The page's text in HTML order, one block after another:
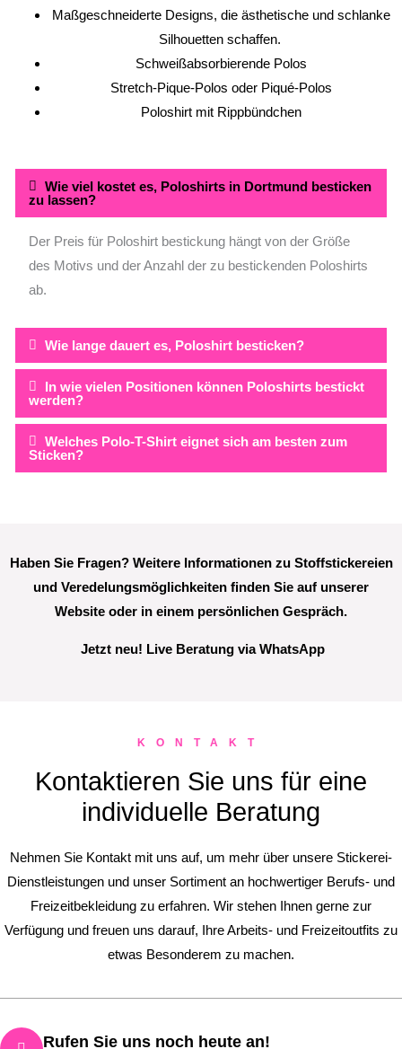
Maßgeschneiderte Designs, die ästhetische und schlanke
Silhouetten schaffen.
Schweißabsorbierende Polos
Stretch-Pique-Polos oder Piqué-Polos
Poloshirt mit Rippbündchen
Wie viel kostet es, Poloshirts in Dortmund besticken
zu lassen?
Der Preis für Poloshirt bestickung hängt von der Größe
des Motivs und der Anzahl der zu bestickenden Poloshirts
ab.
Wie lange dauert es, Poloshirt besticken?
In wie vielen Positionen können Poloshirts bestickt
werden?
Welches Polo-T-Shirt eignet sich am besten zum
Sticken?
Haben Sie Fragen? Weitere Informationen zu Stoffstickereien
und Veredelungsmöglichkeiten finden Sie auf unserer
Website oder in einem persönlichen Gespräch.
Jetzt neu! Live Beratung via WhatsApp
KONTAKT
Kontaktieren Sie uns für eine
individuelle Beratung
Nehmen Sie Kontakt mit uns auf, um mehr über unsere Stickerei-
Dienstleistungen und unser Sortiment an hochwertiger Berufs- und
Freizeitbekleidung zu erfahren. Wir stehen Ihnen gerne zur
Verfügung und freuen uns darauf, Ihre Arbeits- und Freizeitoutfits zu
etwas Besonderem zu machen.
Rufen Sie uns noch heute an!